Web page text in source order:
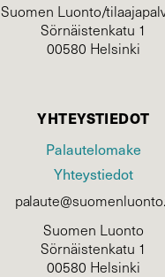
Suomen Luonto/
Sörnäistenkatu 1
00580 Helsinki
YHTEYSTIEDOT
Palautelomake
Yhteystiedot
Suomen Luonto
Sörnäistenkatu 1
00580 Helsinki